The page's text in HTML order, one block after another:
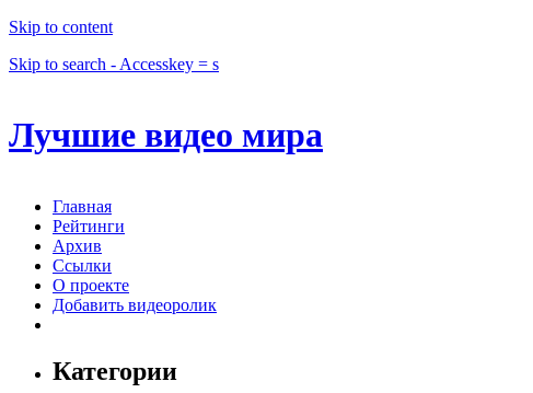
Skip to content
Skip to search - Accesskey = s
Лучшие видео мира
Главная
Рейтинги
Архив
Ссылки
О проекте
Добавить видеоролик
Категории